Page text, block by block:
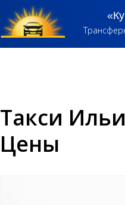
Такси
Цены